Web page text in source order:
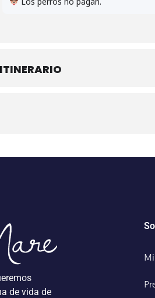
ITINERARIO
de vida de